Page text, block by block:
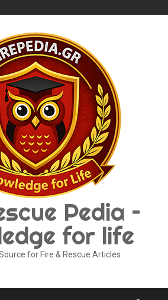
Pedia –
for life
for Fire & Rescue Articles